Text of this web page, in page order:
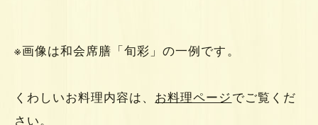
※画像は和会席膳「旬彩」の一例です。
くわしいお料理内容は、 お料理ページ でご覧くだ
さい。